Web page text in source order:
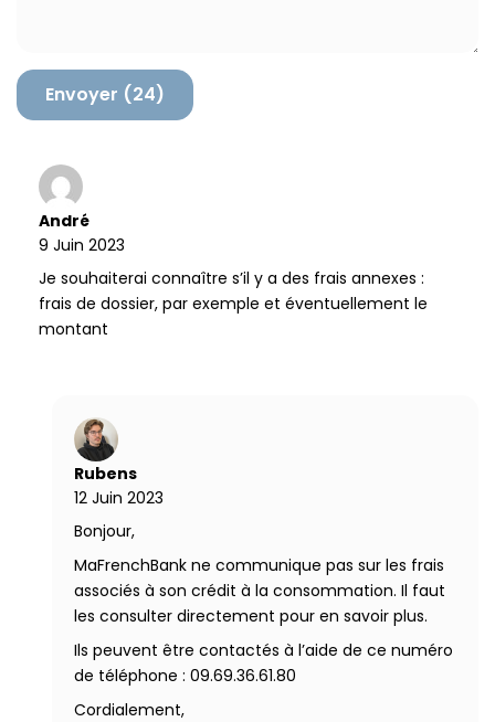
a
i
André
9 Juin 2023
Je souhaiterai connaître s’il y a des frais annexes :
frais de dossier, par exemple et éventuellement le
montant
Rubens
12 Juin 2023
Bonjour,
MaFrenchBank ne communique pas sur les frais
associés à son crédit à la consommation. Il faut
les consulter directement pour en savoir plus.
Ils peuvent être contactés à l’aide de ce numéro
de téléphone : 09.69.36.61.80
Cordialement,